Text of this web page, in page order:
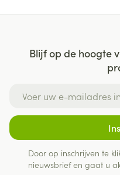
Blijf op de hoogte
Door op inschrijven te
nieuwsbrief en gaat u